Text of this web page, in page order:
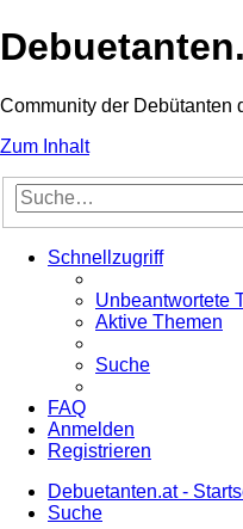
Community der Debütanten
Zum Inhalt
Schnellzugriff
Unbeantwortete
Aktive Themen
Suche
FAQ
Anmelden
Registrieren
Debuetanten.at -
Suche